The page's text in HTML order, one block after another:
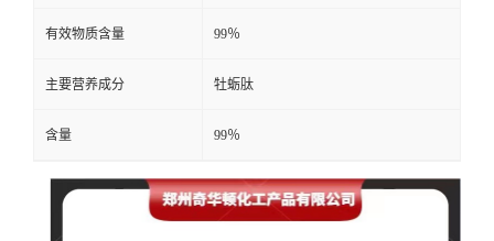
有效物质含量 99％
主要营养成分 牡蛎肽
含量 99％